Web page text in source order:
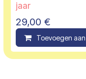
Compare
jaar
29,00 €
Toevoegen